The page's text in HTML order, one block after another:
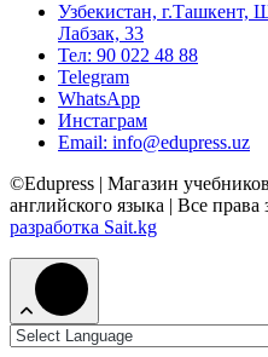
Узбекистан, г.Ташкент,
Лабзак, 33
Тел: 90 022 48 88
Telegram
WhatsApp
Инстаграм
Email: info@edupress.uz
©Edupress | Магазин
английского языка | Все
разработка Sait.kg